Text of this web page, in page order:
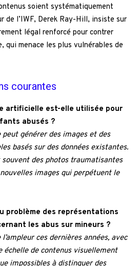
soient systématiquement
de l’IWF, Derek Ray-Hill, insiste sur
légal renforcé pour contrer
qui menace les plus vulnérables de
courantes
artificielle est-elle utilisée pour
abusés ?
générer des images et des
basés sur des données existantes.
des photos traumatisantes
images qui perpétuent le
problème des représentations
les abus sur mineurs ?
ces dernières années, avec
échelle de contenus visuellement
impossibles à distinguer des